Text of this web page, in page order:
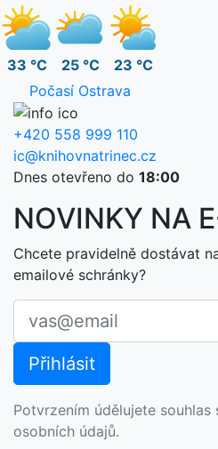
33 °C 25 °C
23 °C
Počasí Ostrava
+420 558 999 110
ic@knihovnatrinec.cz
Dnes otevřeno do 18:00
NOVINKY NA
Chcete pravidelně dostávat
emailové schránky?
Potvrzením údělujete souhlas
osobních údajů.